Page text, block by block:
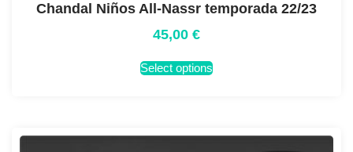
Chandal Niños All-Nassr temporada 22/23
45,00 €
Select options